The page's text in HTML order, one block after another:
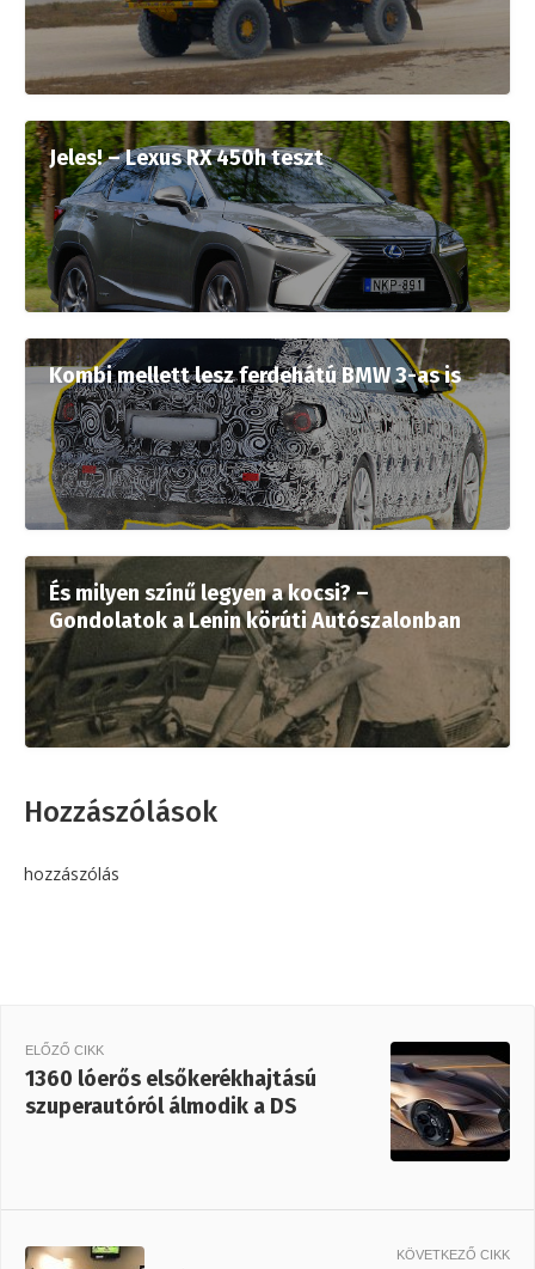
Jeles! – Lexus RX 450h teszt
Kombi mellett lesz ferdehátú BMW 3-as is
És milyen színű legyen a kocsi? –
Gondolatok a Lenin körúti Autószalonban
Hozzászólások
hozzászólás
ELŐZŐ CIKK
1360 lóerős elsőkerékhajtású
szuperautóról álmodik a DS
KÖVETKEZŐ CIKK